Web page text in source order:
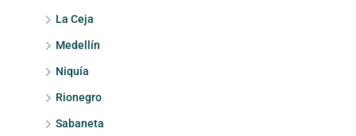
La Ceja
Medellín
Niquía
Rionegro
Sabaneta